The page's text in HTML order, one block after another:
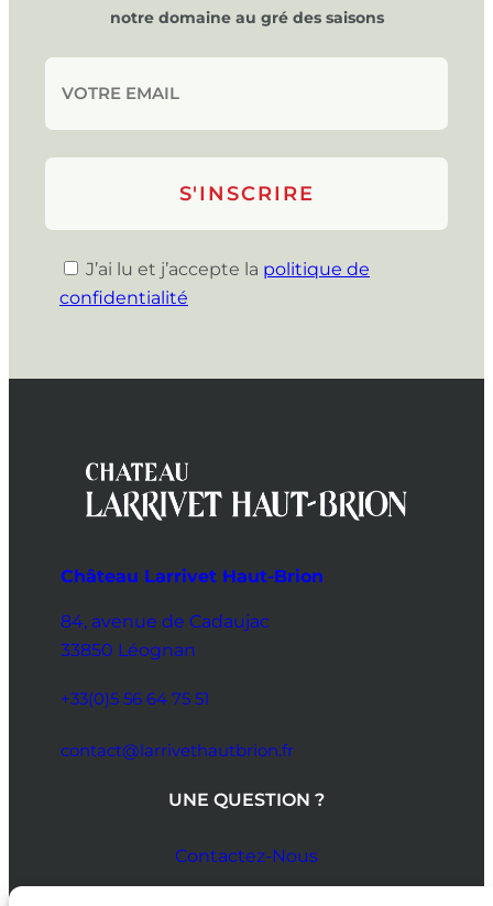
notre domaine au gré des saisons
J’ai lu et j’accepte la politique de
confidentialité
Château Larrivet Haut-Brion
84, avenue de Cadaujac
33850 Léognan
+33(0)5 56 64 75 51
contact@larrivethautbrion.fr
UNE QUESTION ?
Contactez-Nous